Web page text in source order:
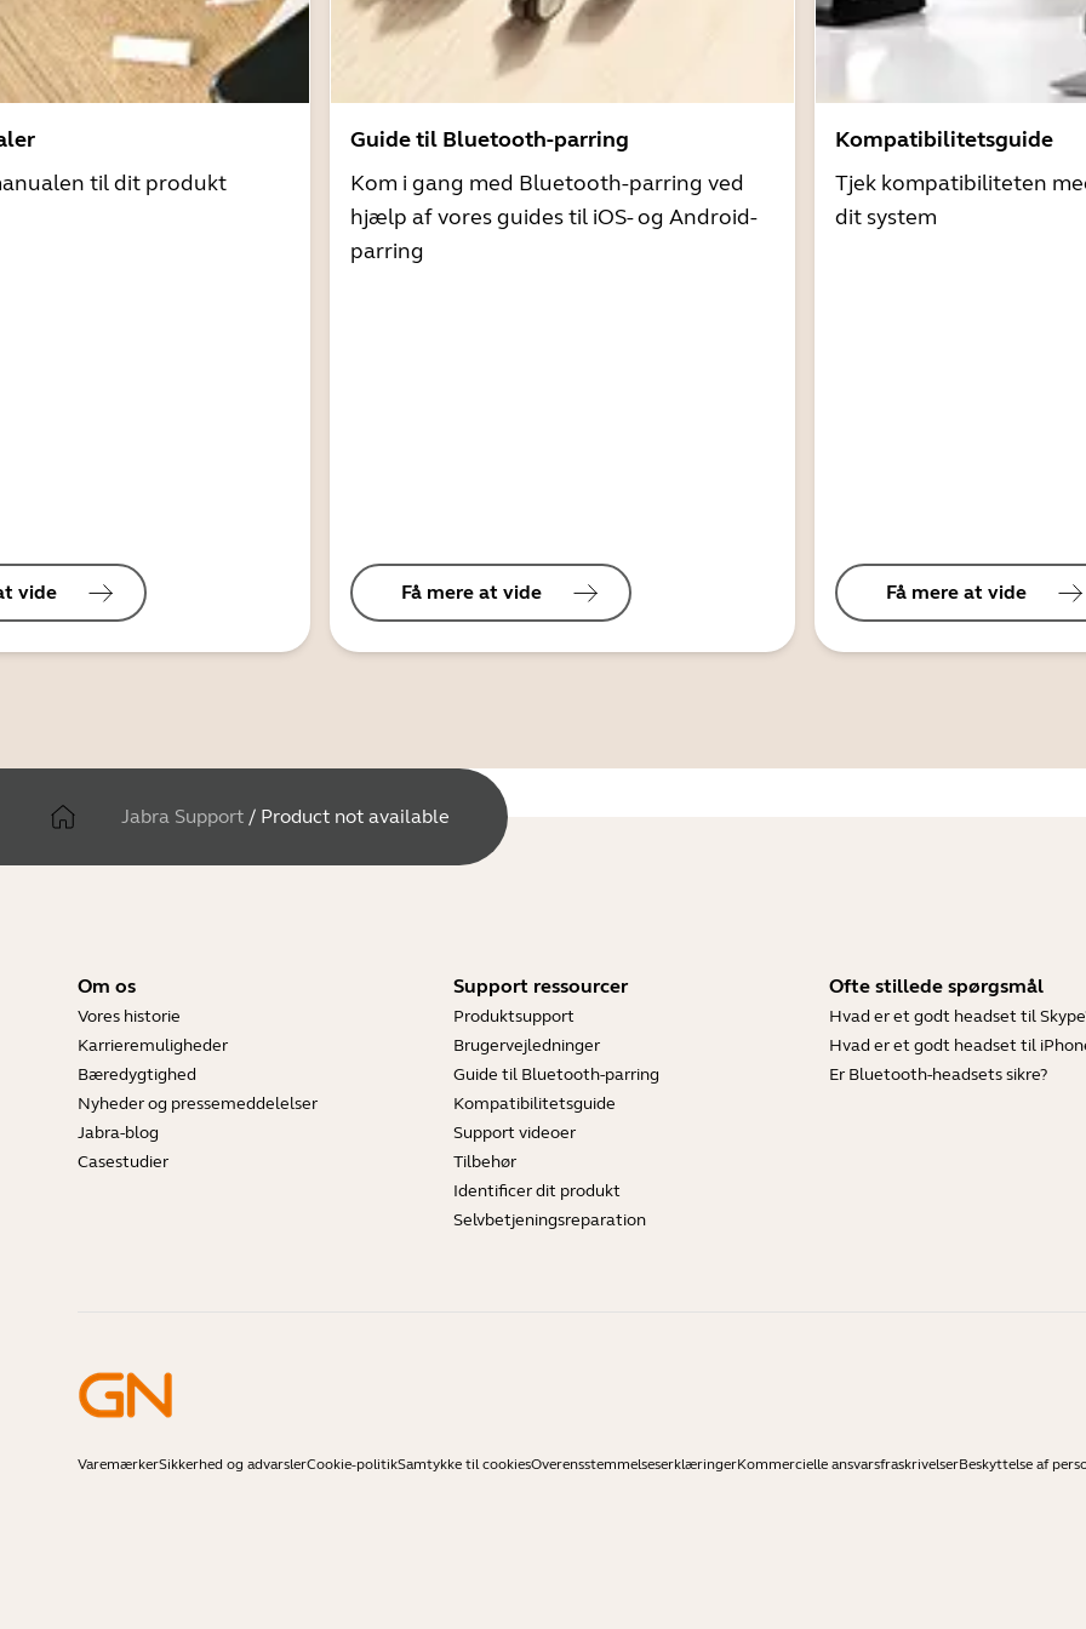
til dit produkt
vide
Guide til Bluetooth-parring
Kom i gang med Bluetooth-parring ved
hjælp af vores guides til iOS- og Android-
parring
Få mere at vide
Kompatibilitetsguide
Tjek kompatibiliteten
dit system
Få mere at vide
Jabra Support / Product not available
Om os
Vores historie
Karrieremuligheder
Bæredygtighed
Nyheder og pressemeddelelser
Jabra-blog
Casestudier
Support ressourcer
Produktsupport
Brugervejledninger
Guide til Bluetooth-parring
Kompatibilitetsguide
Support videoer
Tilbehør
Identificer dit produkt
Selvbetjeningsreparation
Ofte stillede spørgsmål
Hvad er et godt headset til
Hvad er et godt headset til
Er Bluetooth-headsets sikre?
VaremærkerSikkerhed og advarslerCookie-politikSamtykke til cookiesOverensstemmelseserklæringerKommercielle ansvarsfraskrivelserBeskyttelse af